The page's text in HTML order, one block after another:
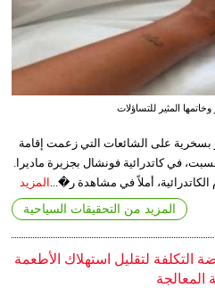
المثير للتساؤلات
بسخرية على الشائعات التي زعمت إقامة
في كاتدرائية فونشال بجزيرة ماديرا.
أملاً في مشاهدة ر�... المزيد
المزيد من التحقيقات السياحية
التكلفة لتقليل استهلاك الأطعمة
المعالجة